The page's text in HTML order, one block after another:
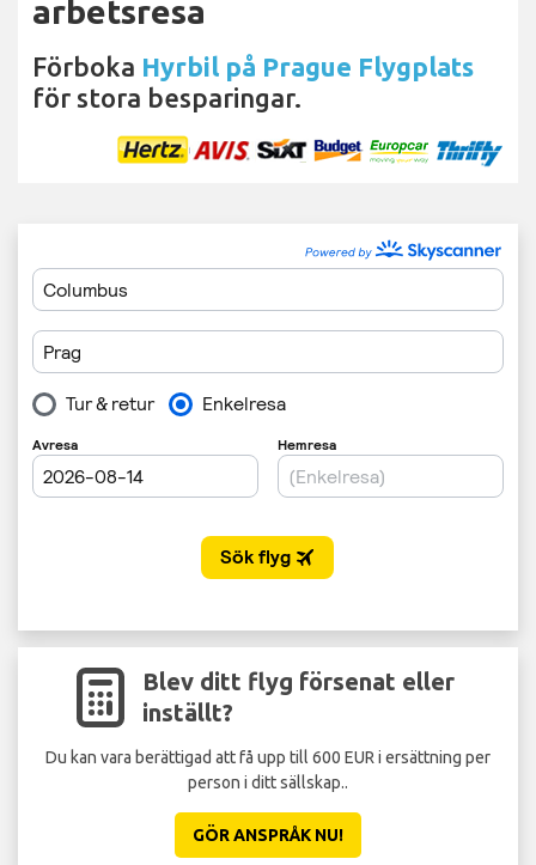
arbetsresa
Förboka Hyrbil på Prague Flygplats
för stora besparingar.
Blev ditt flyg försenat eller
inställt?
Du kan vara berättigad att få upp till 600 EUR i ersättning per
person i ditt sällskap..
GÖR ANSPRÅK NU!